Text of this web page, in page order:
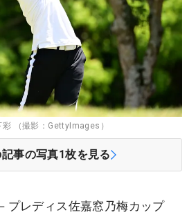
（撮影：GettyImages）
記事の写真1枚を見る
プレディス佐嘉窓乃梅カップ